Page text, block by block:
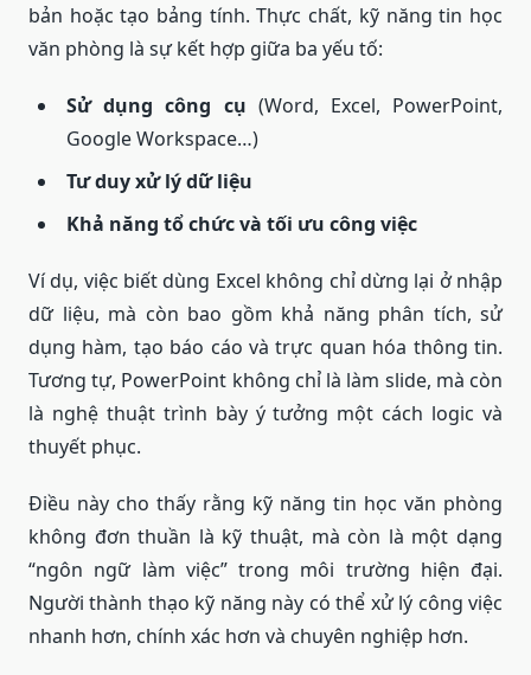
bản hoặc tạo bảng tính. Thực chất, kỹ năng tin học
văn phòng là sự kết hợp giữa ba yếu tố:
Sử dụng công cụ (Word, Excel, PowerPoint,
Google Workspace…)
Tư duy xử lý dữ liệu
Khả năng tổ chức và tối ưu công việc
Ví dụ, việc biết dùng Excel không chỉ dừng lại ở nhập
dữ liệu, mà còn bao gồm khả năng phân tích, sử
dụng hàm, tạo báo cáo và trực quan hóa thông tin.
Tương tự, PowerPoint không chỉ là làm slide, mà còn
là nghệ thuật trình bày ý tưởng một cách logic và
thuyết phục.
Điều này cho thấy rằng kỹ năng tin học văn phòng
không đơn thuần là kỹ thuật, mà còn là một dạng
“ngôn ngữ làm việc” trong môi trường hiện đại.
Người thành thạo kỹ năng này có thể xử lý công việc
nhanh hơn, chính xác hơn và chuyên nghiệp hơn.